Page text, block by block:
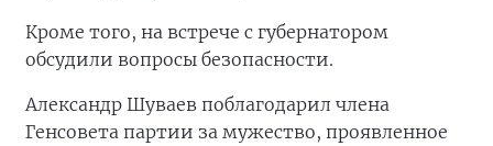
Кроме того, на встрече с губернатором
обсудили вопросы безопасности.
Александр Шуваев поблагодарил члена
Генсовета партии за мужество, проявленное